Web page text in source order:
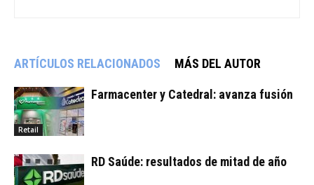
ARTÍCULOS RELACIONADOS MÁS DEL AUTOR
Retail
Farmacenter y Catedral: avanza fusión
RD Saúde: resultados de mitad de año